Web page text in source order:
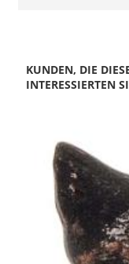
KUNDEN, DIE
INTERESSIERTEN